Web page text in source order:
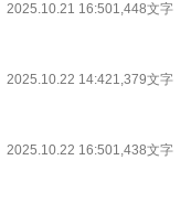
2025.10.21 16:501,448文字
2025.10.22 14:421,379文字
2025.10.22 16:501,438文字